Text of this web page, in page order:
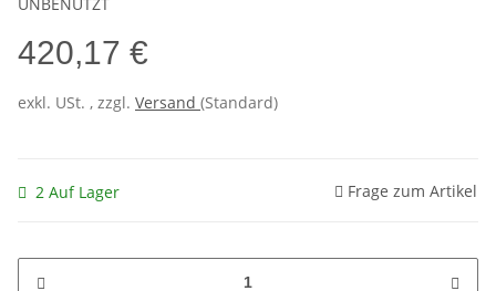
420,17 €
exkl. USt. , zzgl. Versand (Standard)
2 Auf Lager Frage zum Artikel